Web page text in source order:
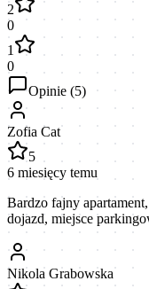
2
0
1
0
Opinie (5)
Zofia Cat
5
6 miesięcy temu
Bardzo fajny
dojazd, miejsce
Nikola Grabowska